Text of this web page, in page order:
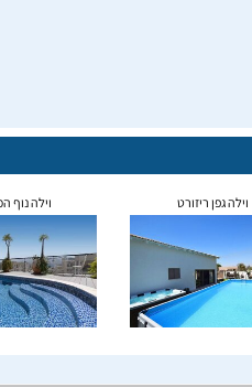
וילה גפן ריזורט וילה נוף